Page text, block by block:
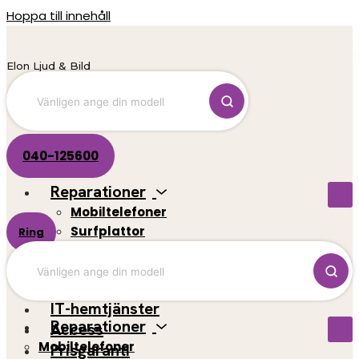
Hoppa till innehåll
Elon Ljud & Bild
040-125600
Reparationer
Mobiltelefoner
Surfplattor
Datorer
IT-hemtjänster
Access
Prisgaranti
Ring
Reparationer
Mobiltelefoner